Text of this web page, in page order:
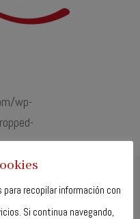
wp-
recopilar información con
Si continua navegando,